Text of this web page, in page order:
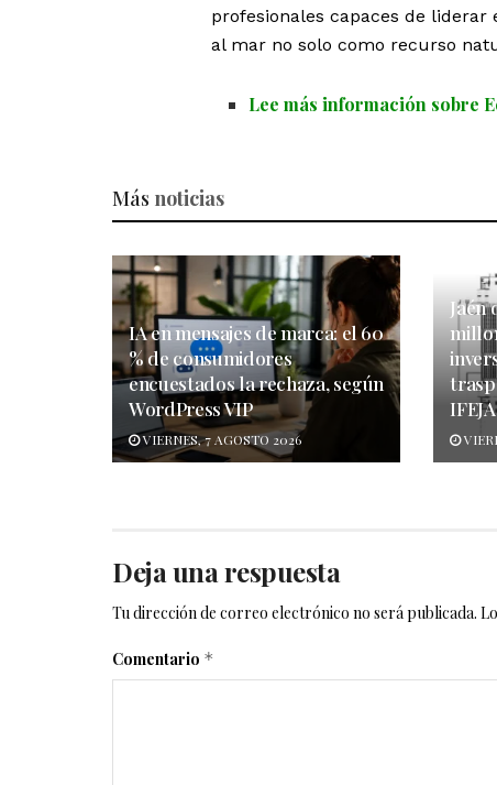
profesionales capaces de
al mar no solo como recurso
Lee más información sobre
Más noticias
IA en mensajes de marca: el 60
% de consumidores
encuestados la rechaza, según
WordPress VIP
VIERNES, 7 AGOSTO 2026
Jaén
IFEJA
Deja una respuesta
Tu dirección de correo electrónico no será publicada.
Comentario *